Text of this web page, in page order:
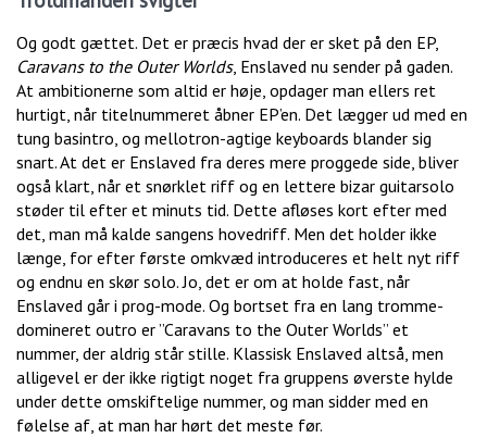
Og godt gættet. Det er præcis hvad der er sket på den EP,
Caravans to the Outer Worlds, Enslaved nu sender på gaden.
At ambitionerne som altid er høje, opdager man ellers ret
hurtigt, når titelnummeret åbner EP’en. Det lægger ud med en
tung basintro, og mellotron-agtige keyboards blander sig
snart. At det er Enslaved fra deres mere proggede side, bliver
også klart, når et snørklet riff og en lettere bizar guitarsolo
støder til efter et minuts tid. Dette afløses kort efter med
det, man må kalde sangens hovedriff. Men det holder ikke
længe, for efter første omkvæd introduceres et helt nyt riff
og endnu en skør solo. Jo, det er om at holde fast, når
Enslaved går i prog-mode. Og bortset fra en lang tromme-
domineret outro er ”Caravans to the Outer Worlds” et
nummer, der aldrig står stille. Klassisk Enslaved altså, men
alligevel er der ikke rigtigt noget fra gruppens øverste hylde
under dette omskiftelige nummer, og man sidder med en
følelse af, at man har hørt det meste før.